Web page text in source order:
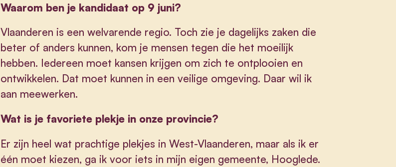
Waarom ben je kandidaat op 9 juni?
Vlaanderen is een welvarende regio. Toch zie je dagelijks zaken die
beter of anders kunnen, kom je mensen tegen die het moeilijk
hebben. Iedereen moet kansen krijgen om zich te ontplooien en
ontwikkelen. Dat moet kunnen in een veilige omgeving. Daar wil ik
aan meewerken.
Wat is je favoriete plekje in onze provincie?
Er zijn heel wat prachtige plekjes in West-Vlaanderen, maar als ik er
één moet kiezen, ga ik voor iets in mijn eigen gemeente, Hooglede.